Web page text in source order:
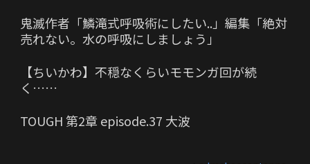
鬼滅作者「鱗滝式呼吸術にしたい..」編集「絶対
売れない。水の呼吸にしましょう」
【ちいかわ】不穏なくらいモモンガ回が続
く……
TOUGH 第2章 episode.37 大波